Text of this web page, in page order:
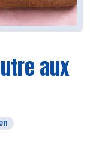
aux